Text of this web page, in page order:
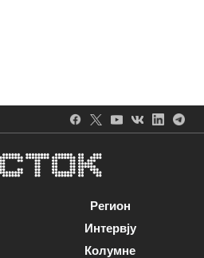
Регион
Интервју
Колумне